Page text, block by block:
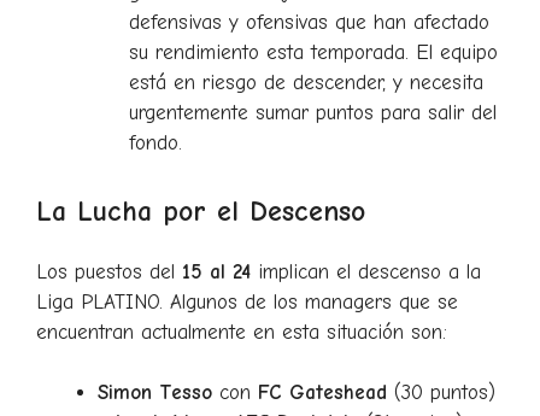
defensivas y ofensivas que han afectado
su rendimiento esta temporada. El equipo
está en riesgo de descender, y necesita
urgentemente sumar puntos para salir del
fondo.
La Lucha por el Descenso
Los puestos del 15 al 24 implican el descenso a la
Liga PLATINO. Algunos de los managers que se
encuentran actualmente en esta situación son:
Simon Tesso con FC Gateshead (30 puntos)